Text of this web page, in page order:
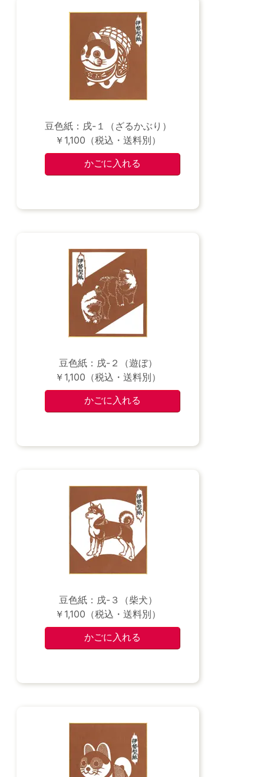
豆色紙：戌-１（ざるかぶり）
￥1,100（税込・送料別）
豆色紙：戌-２（遊ぼ）
￥1,100（税込・送料別）
豆色紙：戌-３（柴犬）
￥1,100（税込・送料別）